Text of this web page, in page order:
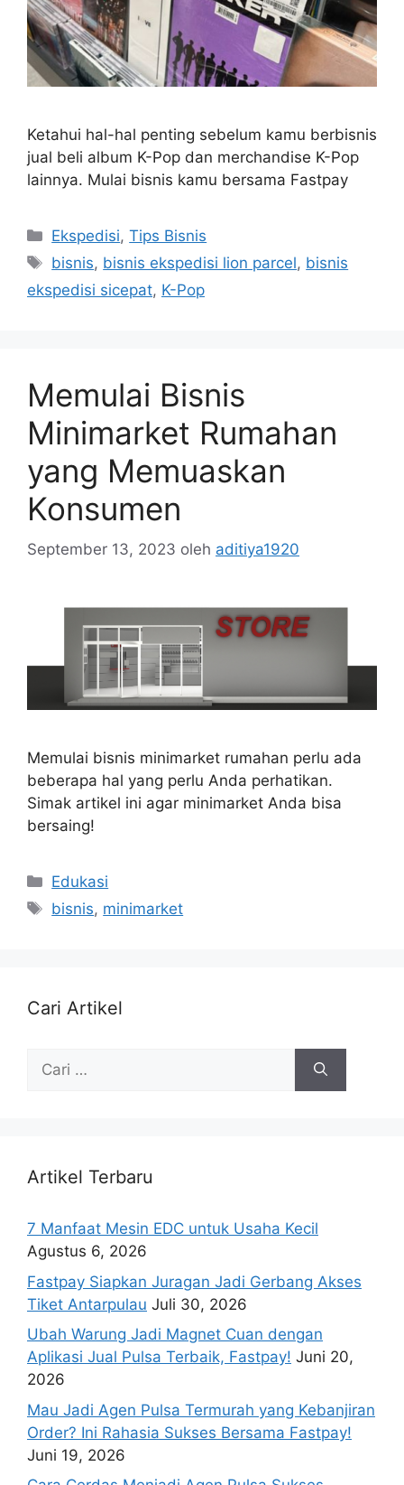
Ketahui hal-hal penting sebelum kamu berbisnis
jual beli album K-Pop dan merchandise K-Pop
lainnya. Mulai bisnis kamu bersama Fastpay
Ekspedisi,Tips Bisnis
bisnis, bisnis ekspedisi lion parcel, bisnis
ekspedisi sicepat, K-Pop
Memulai Bisnis
Minimarket Rumahan
yang Memuaskan
Konsumen
September 13, 2023 oleh aditiya1920
Memulai bisnis minimarket rumahan perlu ada
beberapa hal yang perlu Anda perhatikan.
Simak artikel ini agar minimarket Anda bisa
bersaing!
Edukasi
bisnis, minimarket
Cari Artikel
Artikel Terbaru
7 Manfaat Mesin EDC untuk Usaha Kecil
Agustus 6, 2026
Fastpay Siapkan Juragan Jadi Gerbang Akses
Tiket Antarpulau Juli 30, 2026
Ubah Warung Jadi Magnet Cuan dengan
Aplikasi Jual Pulsa Terbaik, Fastpay! Juni 20,
2026
Mau Jadi Agen Pulsa Termurah yang Kebanjiran
Order? Ini Rahasia Sukses Bersama Fastpay!
Juni 19, 2026